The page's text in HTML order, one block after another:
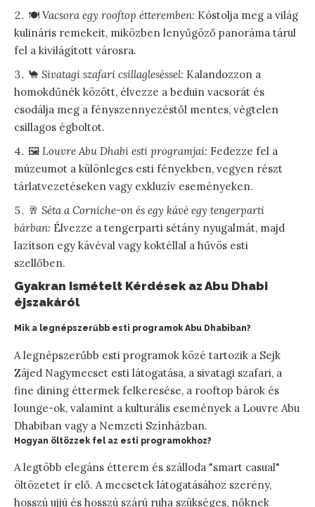
🍽️ Vacsora egy rooftop étteremben: Kóstolja meg a világ
kulináris remekeit, miközben lenyűgöző panoráma tárul
fel a kivilágított városra.
🐪 Sivatagi szafari csillagleséssel: Kalandozzon a
homokdűnék között, élvezze a beduin vacsorát és
csodálja meg a fényszennyezéstől mentes, végtelen
csillagos égboltot.
🖼️ Louvre Abu Dhabi esti programjai: Fedezze fel a
múzeumot a különleges esti fényekben, vegyen részt
tárlatvezetéseken vagy exkluzív eseményeken.
🥂 Séta a Corniche-on és egy kávé egy tengerparti
bárban: Élvezze a tengerparti sétány nyugalmát, majd
lazítson egy kávéval vagy koktéllal a hűvös esti
szellőben.
Gyakran Ismételt Kérdések az Abu Dhabi
éjszakáról
Mik a legnépszerűbb esti programok Abu Dhabiban?
A legnépszerűbb esti programok közé tartozik a Sejk
Zájed Nagymecset esti látogatása, a sivatagi szafari, a
fine dining éttermek felkeresése, a rooftop bárok és
lounge-ok, valamint a kulturális események a Louvre Abu
Dhabiban vagy a Nemzeti Színházban.
Hogyan öltözzek fel az esti programokhoz?
A legtöbb elegáns étterem és szálloda "smart casual"
öltözetet ír elő. A mecsetek látogatásához szerény,
hosszú ujjú és hosszú szárú ruha szükséges, nőknek